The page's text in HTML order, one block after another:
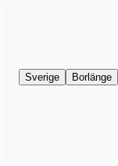
Sverige Borlänge